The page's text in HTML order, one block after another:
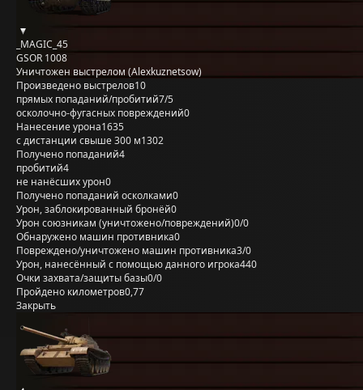
_MAGIC_45
GSOR 1008
Уничтожен выстрелом (Alexkuznetsow)
Произведено выстрелов10
прямых попаданий/пробитий7/5
осколочно-фугасных повреждений0
Нанесение урона1635
с дистанции свыше 300 м1302
Получено попаданий4
пробитий4
не нанёсших урон0
Получено попаданий осколками0
Урон, заблокированный бронёй0
Урон союзникам (уничтожено/повреждений)0/0
Обнаружено машин противника0
Повреждено/уничтожено машин противника3/0
Урон, нанесённый с помощью данного игрока440
Очки захвата/защиты базы0/0
Пройдено километров0,77
Закрыть